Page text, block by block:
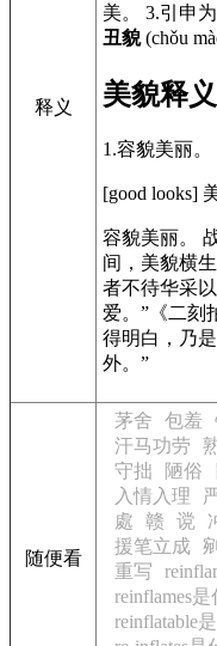
释义
美。 3.引申
丑貌 (chǒu
美貌释义
1.容貌美丽。
[good looks]
容貌美丽。
间，美貌横
者不待华采
爱。” 《二刻
得明白，乃
外。”
随便看
茅舍 包羞
汗马功劳
守拙
陋俗
入情入理
處
赣 谠
援笔立成
重写
reinflames
reinflatable